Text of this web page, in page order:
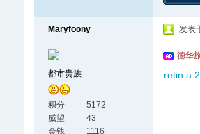
Maryfoony
都市贵族
积分
5172
威望
43
金钱
1116
发表
德华
retin a